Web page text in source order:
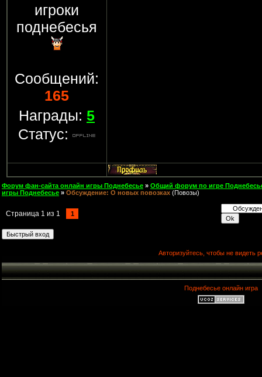
игроки
поднебесья
Сообщений:
165
Награды: 5
Статус:
Форум фан-сайта онлайн игры Поднебесье » Общий форум по игре
игры Поднебесье » Обсуждение: О новых повозках (Повозы)
Страница 1 из 1 1
Авторизуйтесь, чтобы не видеть
Поднебесье онлайн игра